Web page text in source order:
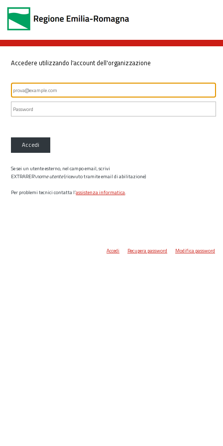
Accedere utilizzando l'account dell'organizzazione
Accedi
Se sei un utente esterno, nel campo email, scrivi
EXTRARER\nome utente(ricevuto tramite email di abilitazione)
Per problemi tecnici contatta l’assistenza informatica.
Accedi Recupera password Modifica password